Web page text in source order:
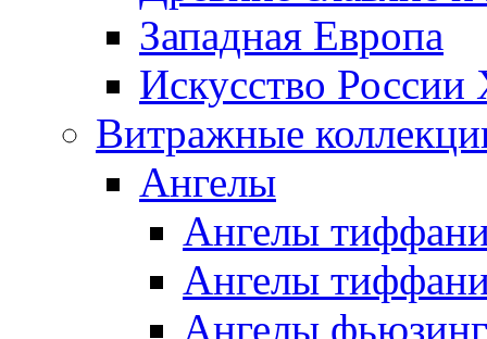
Западная Европа
Искусство
Витражные
Ангелы
Ангелы
Ангелы
Ангелы фьюзинг